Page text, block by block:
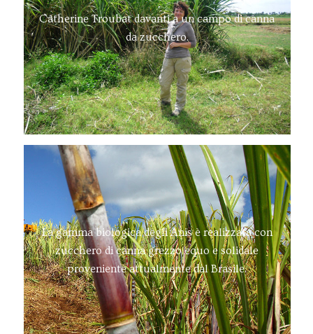
Catherine Troubat davanti a un campo di canna
da zucchero.
La gamma biologica degli Anis è realizzata con
zucchero di canna grezzo equo e solidale
proveniente attualmente dal Brasile.